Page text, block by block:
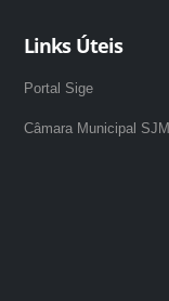
Links Úteis
Portal Sige
Câmara Municipal SJM